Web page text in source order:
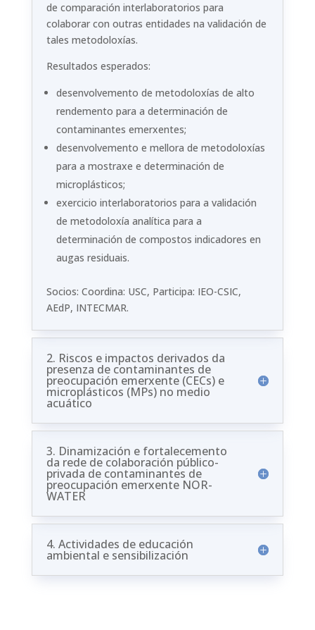
de comparación interlaboratorios para
colaborar con outras entidades na validación de
tales metodoloxías.
Resultados esperados:
desenvolvemento de metodoloxías de alto
rendemento para a determinación de
contaminantes emerxentes;
desenvolvemento e mellora de metodoloxías
para a mostraxe e determinación de
microplásticos;
exercicio interlaboratorios para a validación
de metodoloxía analítica para a
determinación de compostos indicadores en
augas residuais.
Socios: Coordina: USC, Participa: IEO-CSIC,
AEdP, INTECMAR.
2. Riscos e impactos derivados da
presenza de contaminantes de
preocupación emerxente (CECs) e
microplásticos (MPs) no medio
acuático
3. Dinamización e fortalecemento
da rede de colaboración público-
privada de contaminantes de
preocupación emerxente NOR-
WATER
4. Actividades de educación
ambiental e sensibilización